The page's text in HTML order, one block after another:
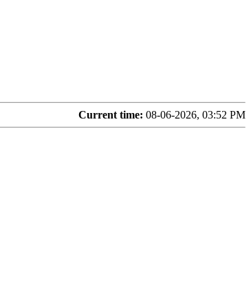
Current time: 08-06-2026, 03:52 PM